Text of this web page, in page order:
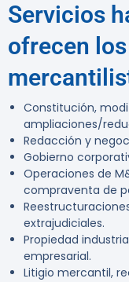
Servicios
ofrecen
Constitución,
ampliaciones/
Redacción y
Gobierno
Operaciones de
compraventa de
extrajudiciales.
Propiedad
empresarial.
Litigio mercantil,